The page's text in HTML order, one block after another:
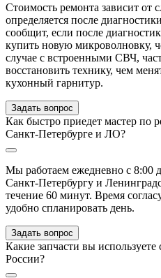
Стоимость ремонта зависит от
определяется после
сообщит, если после
купить новую микроволновку,
случае с встроенными СВЧ,
восстановить технику, чем
кухонный гарнитур.
Задать вопрос
Как быстро приедет мастер по
Санкт‑Петербурге и ЛО?
Мы работаем ежедневно с 8:00
Санкт‑Петербургу и
течение 60 минут. Время
удобно спланировать день.
Задать вопрос
Какие запчасти вы
России?